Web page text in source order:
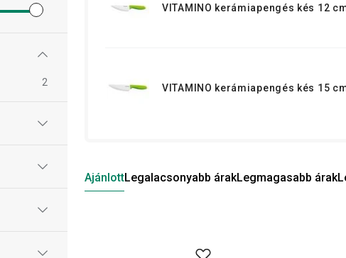
ár szűrő beállítása
ár szűrő beállítása
2
VITAMINO kerámiapengés kés 12
VITAMINO kerámiapengés kés 15
AjánlottLegalacsonyabb árakLegmagasabb árak